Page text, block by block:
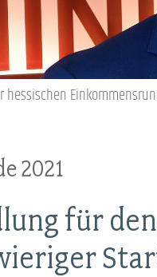
SEMINARE
hessischen
2021
für